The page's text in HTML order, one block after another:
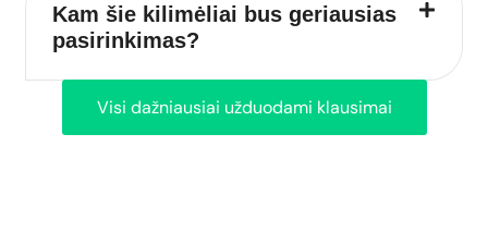
Kam šie kilimėliai bus geriausias
pasirinkimas?
Visi dažniausiai užduodami klausimai